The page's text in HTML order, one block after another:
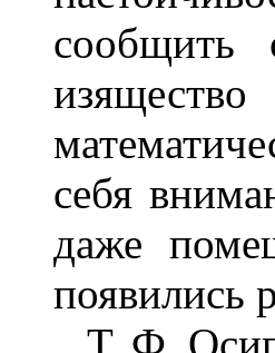
сообщить
себя
даже
появились